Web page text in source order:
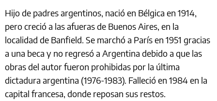
Hijo de padres argentinos, nació en Bélgica en 1914,
pero creció a las afueras de Buenos Aires, en la
localidad de Banfield. Se marchó a París en 1951 gracias
a una beca y no regresó a Argentina debido a que las
obras del autor fueron prohibidas por la última
dictadura argentina (1976-1983). Falleció en 1984 en la
capital francesa, donde reposan sus restos.